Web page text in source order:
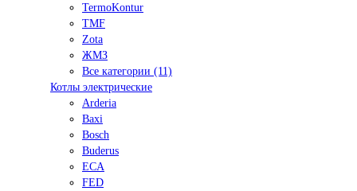
TermoKontur
TMF
Zota
ЖМЗ
Все категории (11)
Котлы электрические
Arderia
Baxi
Bosch
Buderus
ECA
FED